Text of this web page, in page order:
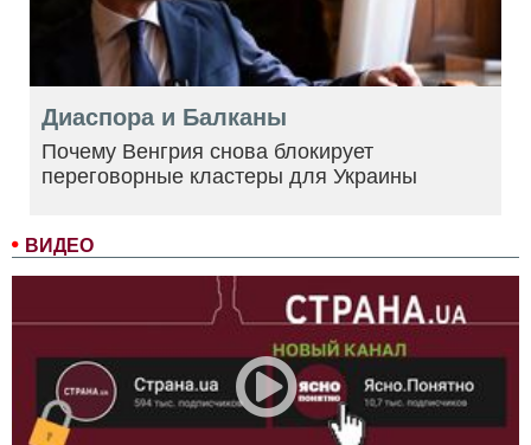
ВИДЕО
Диаспора и Балканы
Почему Венгрия снова блокирует
переговорные кластеры для Украины